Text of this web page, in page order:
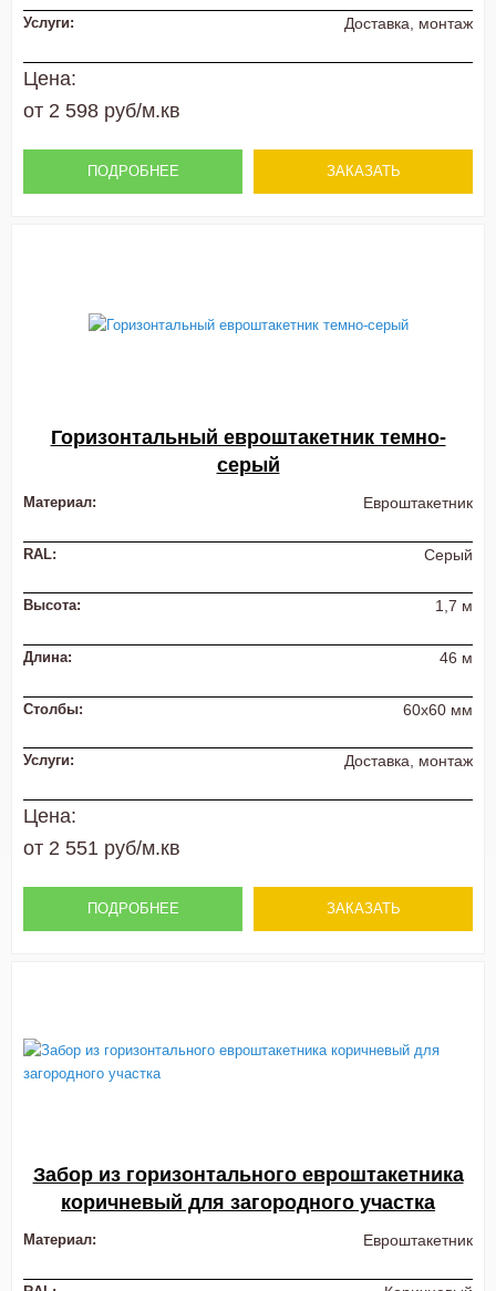
Услуги: Доставка, монтаж
Цена:
от 2 598 руб/м.кв
ПОДРОБНЕЕ ЗАКАЗАТЬ
Горизонтальный евроштакетник темно-
серый
Материал: Евроштакетник
RAL: Серый
Высота: 1,7 м
Длина: 46 м
Столбы: 60х60 мм
Услуги: Доставка, монтаж
Цена:
от 2 551 руб/м.кв
ПОДРОБНЕЕ ЗАКАЗАТЬ
Забор из горизонтального евроштакетника
коричневый для загородного участка
Материал: Евроштакетник